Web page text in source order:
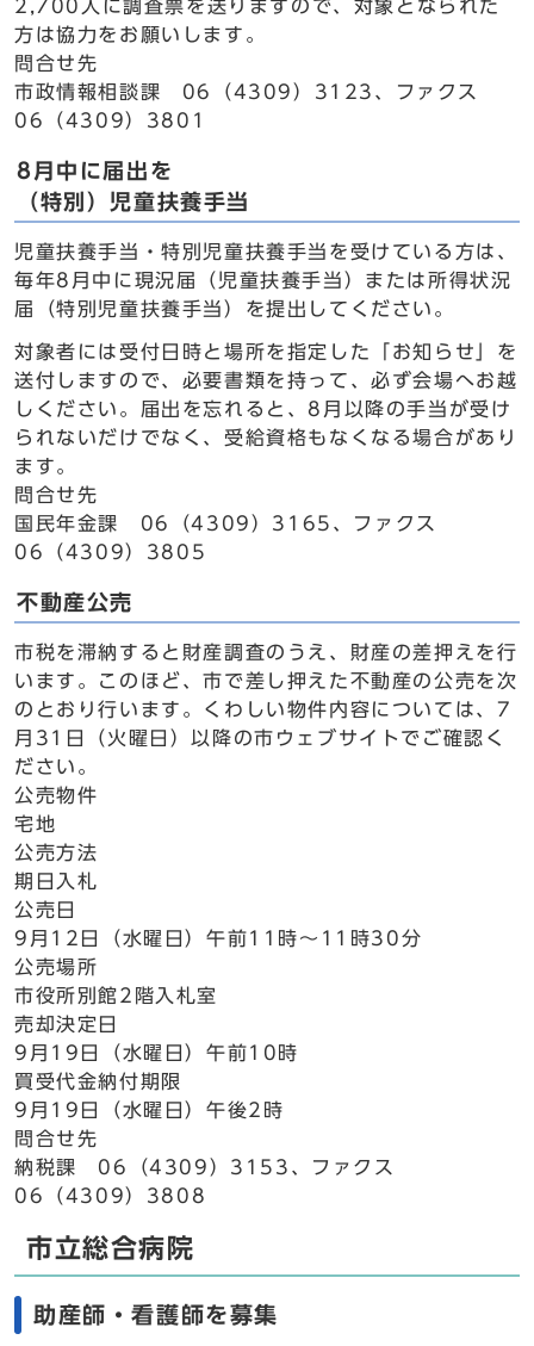
2,700人に調査票を送りますので、対象となられた
方は協力をお願いします。
問合せ先
市政情報相談課 06（4309）3123、ファクス
06（4309）3801
8月中に届出を
（特別）児童扶養手当
児童扶養手当・特別児童扶養手当を受けている方は、
毎年8月中に現況届（児童扶養手当）または所得状況
届（特別児童扶養手当）を提出してください。
対象者には受付日時と場所を指定した「お知らせ」を
送付しますので、必要書類を持って、必ず会場へお越
しください。届出を忘れると、8月以降の手当が受け
られないだけでなく、受給資格もなくなる場合があり
ます。
問合せ先
国民年金課 06（4309）3165、ファクス
06（4309）3805
不動産公売
市税を滞納すると財産調査のうえ、財産の差押えを行
います。このほど、市で差し押えた不動産の公売を次
のとおり行います。くわしい物件内容については、7
月31日（火曜日）以降の市ウェブサイトでご確認く
ださい。
公売物件
宅地
公売方法
期日入札
公売日
9月12日（水曜日）午前11時～11時30分
公売場所
市役所別館2階入札室
売却決定日
9月19日（水曜日）午前10時
買受代金納付期限
9月19日（水曜日）午後2時
問合せ先
納税課 06（4309）3153、ファクス
06（4309）3808
市立総合病院
助産師・看護師を募集